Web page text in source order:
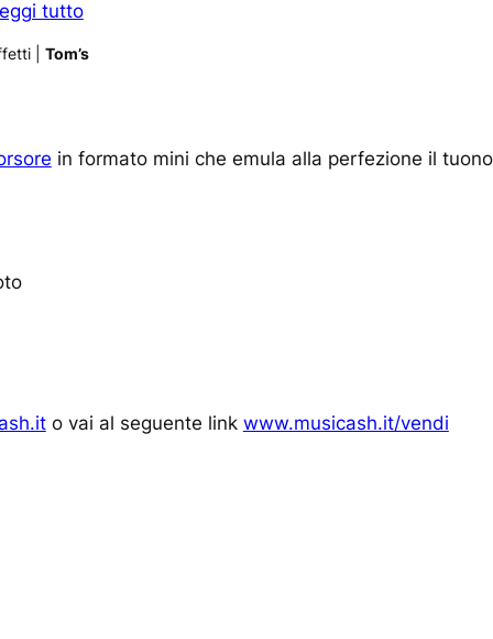
tutto
| Tom’s
in formato mini che emula alla perfezione il
o vai al seguente link www.musicash.it/vendi